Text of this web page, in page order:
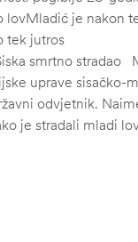
lovMladić je nakon
tek jutros
smrtno stradao
uprave
odvjetnik.
je stradali mladi